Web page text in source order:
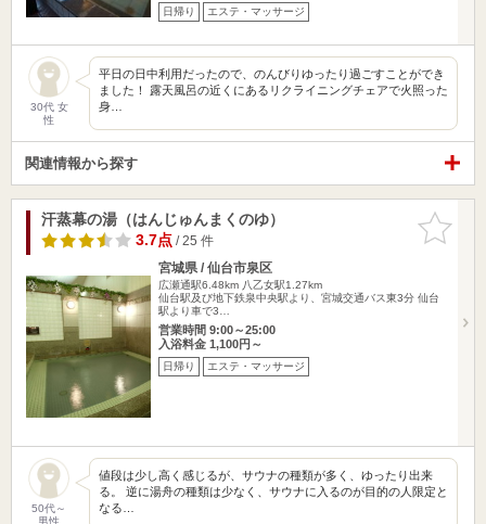
日帰り エステ・マッサージ
30代 女
性
平日の日中利用だったので、のんびりゆったり過ごすことができ
ました！ 露天風呂の近くにあるリクライニングチェアで火照った
身…
関連情報から探す
お気に入
りに追加
汗蒸幕の湯（はんじゅんまくのゆ）
3.7点/ 25 件
宮城県 / 仙台市泉区
広瀬通駅6.48km 八乙女駅1.27km
仙台駅及び地下鉄泉中央駅より、宮城交通バス東3分 仙台
駅より車で3…
営業時間 9:00～25:00
入浴料金 1,100円～
日帰り エステ・マッサージ
50代～
男性
値段は少し高く感じるが、サウナの種類が多く、ゆったり出来
る。 逆に湯舟の種類は少なく、サウナに入るのが目的の人限定と
なる…